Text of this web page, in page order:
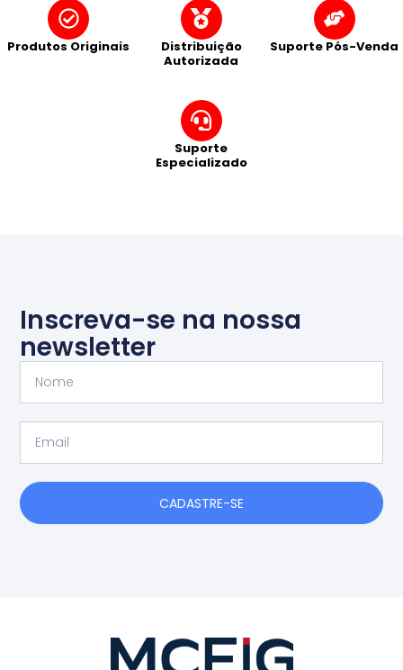
Produtos Originais
Distribuição
Autorizada
Suporte Pós-Venda
Suporte
Especializado
Inscreva-se na nossa
newsletter
CADASTRE-SE